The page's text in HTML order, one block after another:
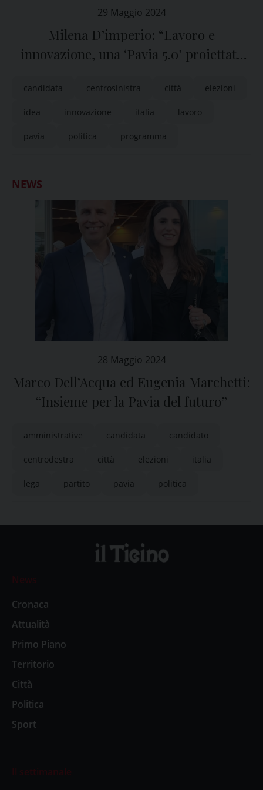
29 Maggio 2024
Milena D’imperio: “Lavoro e
innovazione, una ‘Pavia 5.0’ proiettata
candidata centrosinistra città elezioni
idea innovazione italia lavoro
pavia politica programma
NEWS
28 Maggio 2024
Marco Dell’Acqua ed Eugenia Marchetti:
“Insieme per la Pavia del futuro”
amministrative candidata candidato
centrodestra città elezioni italia
lega partito pavia politica
News
Cronaca
Attualità
Primo Piano
Territorio
Città
Politica
Sport
Il settimanale